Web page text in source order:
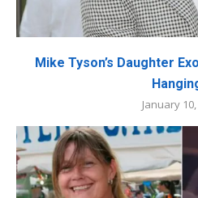
Mike Tyson’s Daughter
January